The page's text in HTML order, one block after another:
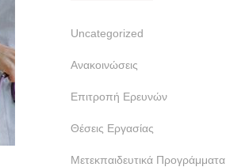
Uncategorized
Ανακοινώσεις
Επιτροπή Ερευνών
Θέσεις Εργασίας
Μετεκπαιδευτικά Προγράμματα